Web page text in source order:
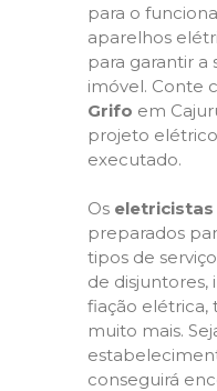
para o
aparelhos
para garantir a
imóvel. Conte
Grifo em
projeto
executado.
Os eletricistas
preparados
tipos de
de disjuntores,
fiação elétrica,
muito mais.
conseguirá